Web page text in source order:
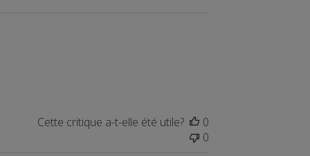
Cette critique a-t-elle été utile?
0
0